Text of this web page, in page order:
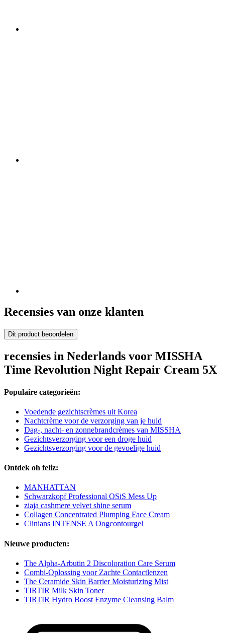
Recensies van onze klanten
Dit product beoordelen
recensies in Nederlands voor MISSHA
Time Revolution Night Repair Cream 5X
Populaire categorieën:
Voedende gezichtscrèmes uit Korea
Nachtcrème voor de verzorging van je huid
Dag-, nacht- en zonnebrandcrèmes van MISSHA
Gezichtsverzorging voor een droge huid
Gezichtsverzorging voor de gevoelige huid
Ontdek oh feliz:
MANHATTAN
Schwarzkopf Professional OSiS Mess Up
ziaja cashmere velvet shine serum
Collagen Concentrated Plumping Face Cream
Clinians INTENSE A Oogcontourgel
Nieuwe producten:
The Alpha-Arbutin 2 Discoloration Care Serum
Combi-Oplossing voor Zachte Contactlenzen
The Ceramide Skin Barrier Moisturizing Mist
TIRTIR Milk Skin Toner
TIRTIR Hydro Boost Enzyme Cleansing Balm